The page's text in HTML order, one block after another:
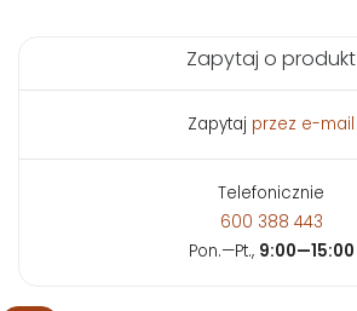
Zapytaj o produkt
Zapytaj przez e-mail
Telefonicznie
600 388 443
Pon.—Pt., 9:00—15:00